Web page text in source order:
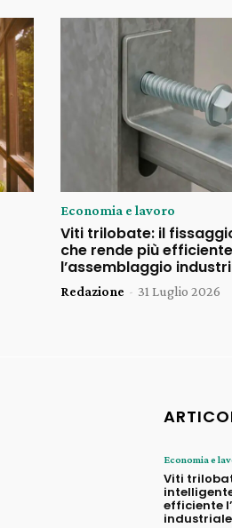
Economia e lavoro
Viti trilobate: il
che rende più efficiente
l’assemblaggio
Redazione - 31 Luglio 2026
Economia e
Viti
efficiente
industriale